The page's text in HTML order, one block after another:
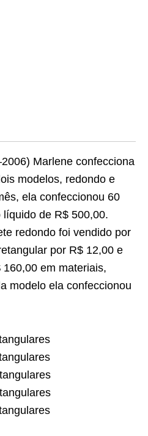
Marlene confecciona
modelos, redondo e
ela confeccionou 60
de R$ 500,00.
redondo foi vendido por
por R$ 12,00 e
em materiais,
modelo ela confeccionou